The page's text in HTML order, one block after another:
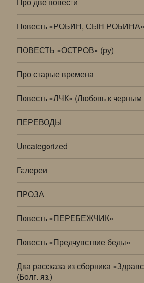
Про две повести
Повесть «РОБИН, СЫН РОБИНА»
ПОВЕСТЬ «ОСТРОВ» (ру)
Про старые времена
Повесть «ЛЧК» (Любовь к черным
ПЕРЕВОДЫ
Uncategorized
Галереи
ПРОЗА
Повесть «ПЕРЕБЕЖЧИК»
Повесть «Предчувствие беды»
Два рассказа из сборника
(Болг. яз.)